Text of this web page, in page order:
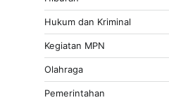
Hukum dan Kriminal
Kegiatan MPN
Olahraga
Pemerintahan